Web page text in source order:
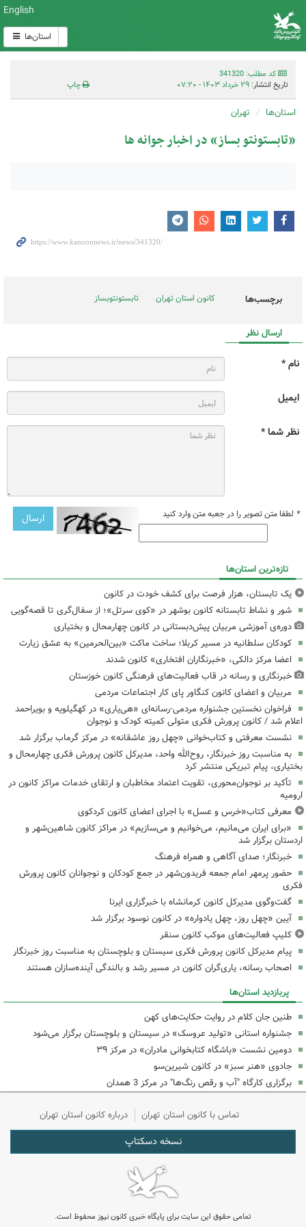
English
استان‌ها
کد مطلب: 341320
تاریخ انتشار: ۲۹ خرداد ۱۴۰۳ - ۰۷:۲۰ چاپ
استان‌ها تهران
«تابستونتو بساز» در اخبار جوانه ها
برچسب‌ها کانون استان تهران تابستونتوبساز
ارسال نظر
نام *
ایمیل
نظر شما *
* لطفا متن تصویر را در جعبه متن وارد کنید
تازه‌ترین استان‌ها
یک تابستان، هزار فرصت برای کشف خودت در کانون
شور و نشاط تابستانه کانون بوشهر در «کوی سرتل»؛ از سفال‌گری تا قصه‌گویی
دوره‌ی آموزشی مربیان پیش‌دبستانی در کانون چهارمحال و بختیاری
کودکان سلطانیه در مسیر کربلا؛ ساخت ماکت «بین‌الحرمین» به عشق زیارت
اعضا مرکز دالکی، «خبرنگاران افتخاری» کانون شدند
خبرنگاری و رسانه در قاب فعالیت‌های فرهنگی کانون خوزستان
مربیان و اعضای کانون کنگاور پای کار اجتماعات مردمی
فراخوان نخستین جشنواره مردمی-رسانه‌ای «هی‌یاری» در کهگیلویه و بویراحمد
اعلام شد / کانون پرورش فکری متولی کمیته کودک و نوجوان
نشست معرفتی و کتاب‌خوانی «چهل روز عاشقانه» در مرکز گرماب برگزار شد
به مناسبت روز خبرنگار، روح‌الله واحد، مدیرکل کانون پرورش فکری چهارمحال و
بختیاری، پیام تبریکی منتشر کرد
تأکید بر نوجوان‌محوری، تقویت اعتماد مخاطبان و ارتقای خدمات مراکز کانون در
ارومیه
معرفی کتاب«خرس و عسل» با اجرای اعضای کانون کردکوی
«برای ایران می‌مانیم، می‌خوانیم و می‌سازیم» در مراکز کانون شاهین‌شهر و
اردستان برگزار شد
خبرنگار؛ صدای آگاهی و همراه فرهنگ
حضور پرمهر امام جمعه فریدون‌شهر در جمع کودکان و نوجوانان کانون پرورش
فکری
گفت‌وگوی مدیرکل کانون کرمانشاه با خبرگزاری ایرنا
آیین «چهل روز، چهل یادواره» در کانون نوسود برگزار شد
کلیپ فعالیت‌های موکب کانون سنقر
پیام مدیرکل کانون پرورش فکری سیستان و بلوچستان به مناسبت روز خبرنگار
اصحاب رسانه، یاری‌گران کانون در مسیر رشد و بالندگی آینده‌سازان هستند
پربازدید استان‌ها
طنین جان کلام در روایت حکایت‌های کهن
جشنواره استانی «تولید عروسک» در سیستان و بلوچستان برگزار می‌شود
دومین نشست «باشگاه کتابخوانی مادران» در مرکز ۳۹
جادوی «هنر سبز» در کانون شیرین‌سو
برگزاری کارگاه "آب و رقص رنگ‌ها" در مرکز 3 همدان
تماس با کانون استان تهران درباره کانون استان تهران
نسخه دسکتاپ
تمامی حقوق این سایت برای پایگاه خبری کانون نیوز محفوظ است.